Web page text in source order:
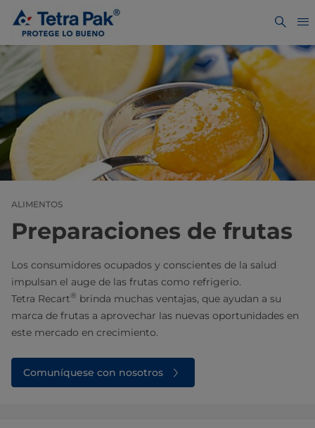
ALIMENTOS
Preparaciones de frutas
Los consumidores ocupados y conscientes de la salud
impulsan el auge de las frutas como refrigerio.
Tetra Recart® brinda muchas ventajas, que ayudan a su
marca de frutas a aprovechar las nuevas oportunidades en
este mercado en crecimiento.
Comuníquese con nosotros